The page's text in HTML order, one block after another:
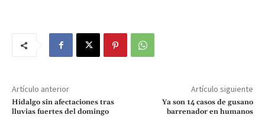
Artículo anterior
Hidalgo sin afectaciones tras
lluvias fuertes del domingo
Artículo siguiente
Ya son 14 casos de gusano
barrenador en humanos